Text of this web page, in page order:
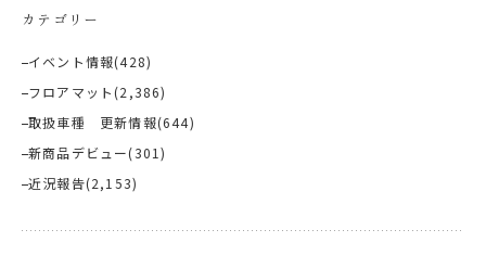
カテゴリー
イベント情報(428)
フロアマット (2,386)
取扱車種 更新情報(644)
新商品デビュー(301)
近況報告(2,153)